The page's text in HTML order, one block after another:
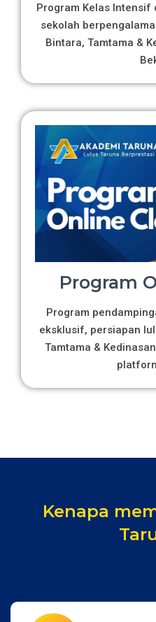
Program Kelas Intensif
sekolah
Bintara, Tamtama &
Program
Program
eksklusif, persiapan
Tamtama &
Kenapa